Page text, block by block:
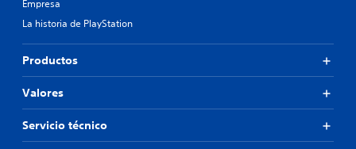
Empresa
La historia de PlayStation
Productos
Valores
Servicio técnico